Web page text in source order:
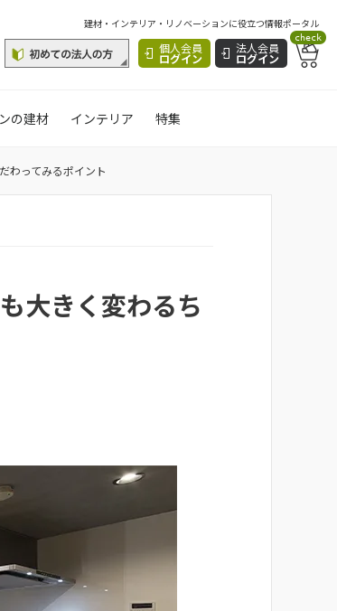
建材・インテリア・リノベーションに役立つ情報ポータル
個人会員
ログイン
法人会員
ログイン
check
の建材 インテリア 特集
わってみるポイント
大きく変わるち